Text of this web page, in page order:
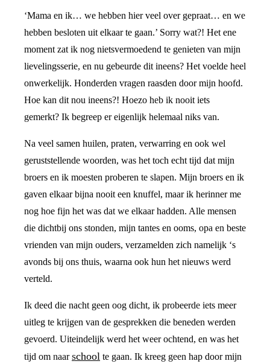
‘Mama en ik… we hebben hier veel over gepraat… en we
hebben besloten uit elkaar te gaan.’ Sorry wat?! Het ene
moment zat ik nog nietsvermoedend te genieten van mijn
lievelingsserie, en nu gebeurde dit ineens? Het voelde heel
onwerkelijk. Honderden vragen raasden door mijn hoofd.
Hoe kan dit nou ineens?! Hoezo heb ik nooit iets
gemerkt? Ik begreep er eigenlijk helemaal niks van.
Na veel samen huilen, praten, verwarring en ook wel
geruststellende woorden, was het toch echt tijd dat mijn
broers en ik moesten proberen te slapen. Mijn broers en ik
gaven elkaar bijna nooit een knuffel, maar ik herinner me
nog hoe fijn het was dat we elkaar hadden. Alle mensen
die dichtbij ons stonden, mijn tantes en ooms, opa en beste
vrienden van mijn ouders, verzamelden zich namelijk ‘s
avonds bij ons thuis, waarna ook hun het nieuws werd
verteld.
Ik deed die nacht geen oog dicht, ik probeerde iets meer
uitleg te krijgen van de gesprekken die beneden werden
gevoerd. Uiteindelijk werd het weer ochtend, en was het
tijd om naarschool te gaan. Ik kreeg geen hap door mijn